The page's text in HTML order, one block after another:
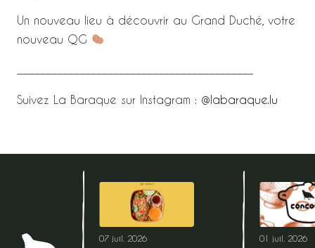
Un nouveau lieu à découvrir au Grand Duché, votre
nouveau QG
Suivez La Baraque sur Instagram : @labaraque.lu
07 juil. 2026 01 juil. 2026